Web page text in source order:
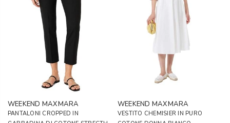
WEEKEND MAXMARA
PANTALONI CROPPED IN
WEEKEND MAXMARA
VESTITO CHEMISIER IN PURO